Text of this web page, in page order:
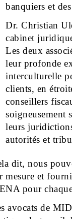
banquiers et
Dr. Christian
cabinet
Les deux
leur profonde
interculturelle
clients, en
conseillers
soigneusement
leurs
autorités et
dit, nous
mesure et
pour
avocats de